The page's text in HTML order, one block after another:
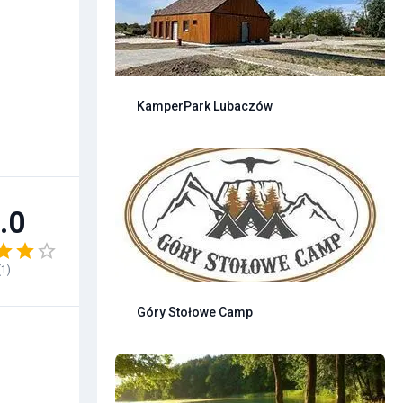
1 )
KamperPark Lubaczów
Góry Stołowe Camp